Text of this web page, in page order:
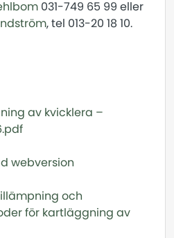
031-749 65 99 eller
, tel 013-20 18 10.
av kvicklera –
webversion
och
för kartläggning av